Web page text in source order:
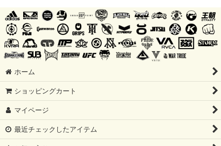
ホーム
ショッピングカート
マイページ
最近チェックしたアイテム